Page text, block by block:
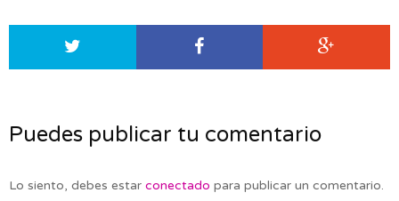
Puedes publicar tu comentario
Lo siento, debes estar conectado para publicar un comentario.